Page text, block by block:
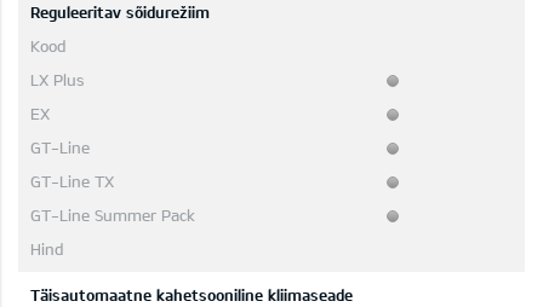
Reguleeritav sõidurežiim
Täisautomaatne kahetsooniline kliimaseade